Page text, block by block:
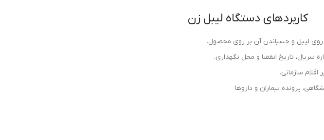
کاربردهای دستگاه لیبل زن
روی لیبل و چسباندن آن بر روی محصول.
سریال، تاریخ انقضا و محل نگهداری.
سازمانی.
پرونده بیماران و داروها